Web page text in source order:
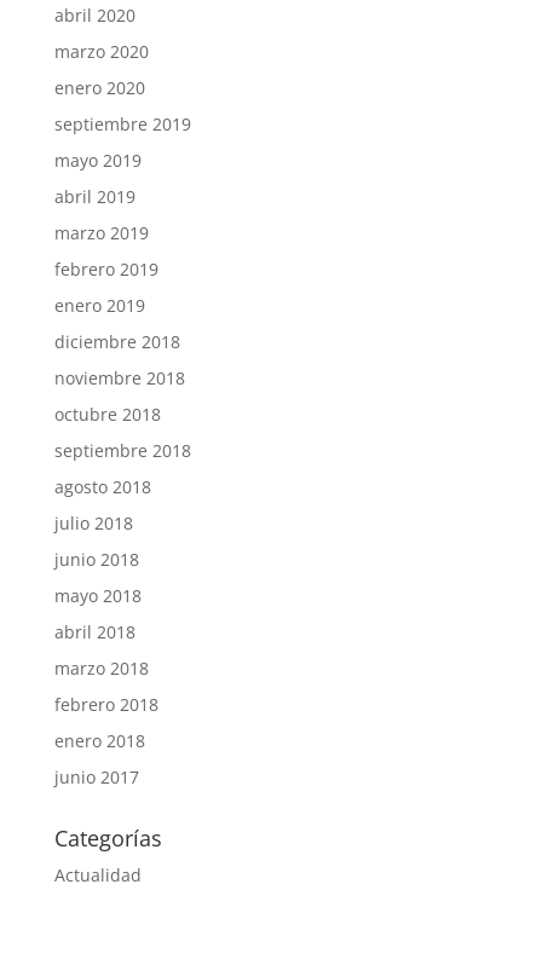
abril 2020
marzo 2020
enero 2020
septiembre 2019
mayo 2019
abril 2019
marzo 2019
febrero 2019
enero 2019
diciembre 2018
noviembre 2018
octubre 2018
septiembre 2018
agosto 2018
julio 2018
junio 2018
mayo 2018
abril 2018
marzo 2018
febrero 2018
enero 2018
junio 2017
Categorías
Actualidad